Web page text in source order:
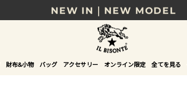
NEW IN｜NEW MODEL
8/17(月)10時まで｜税込11,000円以上で
贈る相手やシーンから選べる、新しいギ
NEW IN｜COLOR LEATHER
財布&小物 バッグ アクセサリー オンライン限定 全てを見る